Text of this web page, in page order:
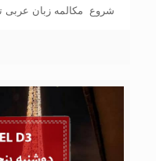
شروع مکالمه زبان عربی ترم 2 جمعه ها از 12